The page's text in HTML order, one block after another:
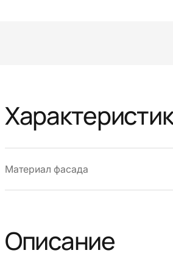
Материал фасада
Описание